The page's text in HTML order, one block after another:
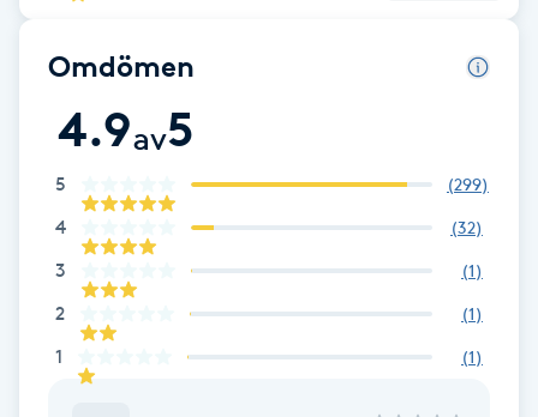
Fillers
Fotmassage
Fotsvamp
Omdömen
4.9av5
5 (299)
4 (32)
3 (1)
2 (1)
1 (1)